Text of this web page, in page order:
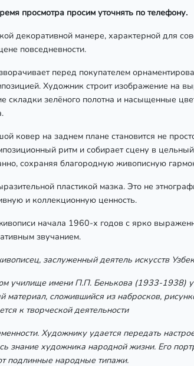
просмотра просим уточнять по телефону.
декоративной манере, характерной для
повседневности.
перед покупателем
Художник строит изображение на
складки зелёного полотна и насыщенные
ковер на заднем плане становится не
ритм и собирает сцену в
сохраняя благородную живописную
пластикой мазка. Это не
и коллекционную ценность.
начала 1960-х годов с ярко
звучанием.
заслуженный деятель искусств
училище имени П.П. Бенькова (1933-1938)
сложившийся из набросков,
к творческой деятельности
Художнику удается передать
знание художника народной жизни. Его
подлинные народные типажи.